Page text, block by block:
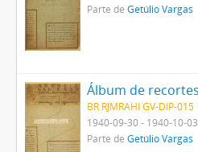
Parte deGetúlio Vargas
BR RJMRAHI GV-DIP-015
1940-09-30 - 1940-10-03
Parte deGetúlio Vargas